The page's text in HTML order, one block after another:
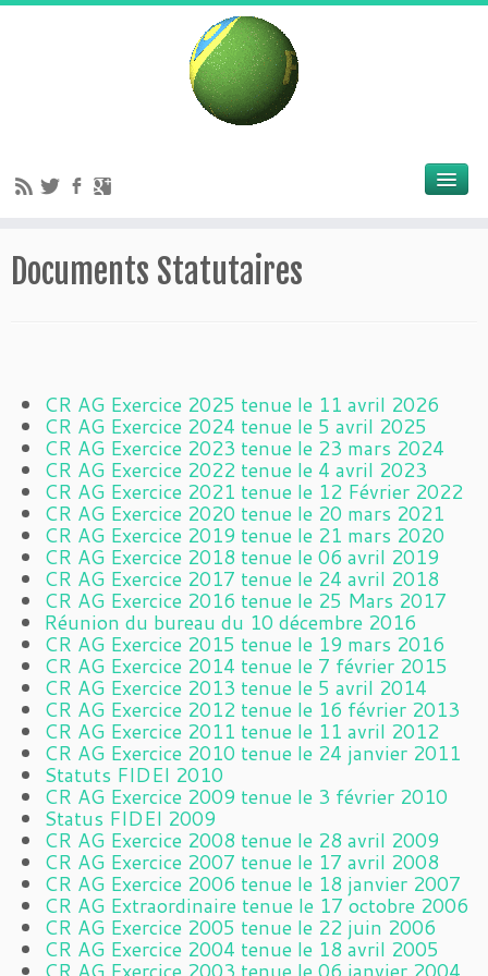
Documents Statutaires
CR AG Exercice 2025 tenue le 11 avril 2026
CR AG Exercice 2024 tenue le 5 avril 2025
CR AG Exercice 2023 tenue le 23 mars 2024
CR AG Exercice 2022 tenue le 4 avril 2023
CR AG Exercice 2021 tenue le 12 Février 2022
CR AG Exercice 2020 tenue le 20 mars 2021
CR AG Exercice 2019 tenue le 21 mars 2020
CR AG Exercice 2018 tenue le 06 avril 2019
CR AG Exercice 2017 tenue le 24 avril 2018
CR AG Exercice 2016 tenue le 25 Mars 2017
Réunion du bureau du 10 décembre 2016
CR AG Exercice 2015 tenue le 19 mars 2016
CR AG Exercice 2014 tenue le 7 février 2015
CR AG Exercice 2013 tenue le 5 avril 2014
CR AG Exercice 2012 tenue le 16 février 2013
CR AG Exercice 2011 tenue le 11 avril 2012
CR AG Exercice 2010 tenue le 24 janvier 2011
Statuts FIDEI 2010
CR AG Exercice 2009 tenue le 3 février 2010
Status FIDEI 2009
CR AG Exercice 2008 tenue le 28 avril 2009
CR AG Exercice 2007 tenue le 17 avril 2008
CR AG Exercice 2006 tenue le 18 janvier 2007
CR AG Extraordinaire tenue le 17 octobre 2006
CR AG Exercice 2005 tenue le 22 juin 2006
CR AG Exercice 2004 tenue le 18 avril 2005